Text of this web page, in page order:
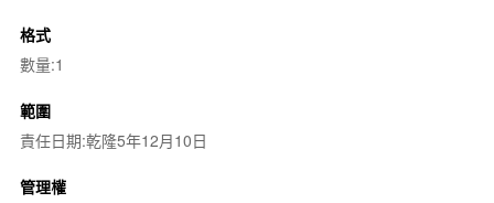
格式
數量:1
範圍
責任日期:乾隆5年12月10日
管理權